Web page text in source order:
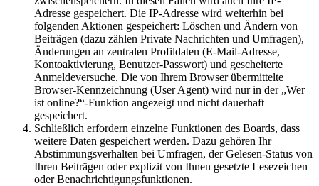
Adresse gespeichert. Die IP-Adresse wird weiterhin bei
folgenden Aktionen gespeichert: Löschen und Ändern von
Beiträgen (dazu zählen Private Nachrichten und Umfragen),
Änderungen an zentralen Profildaten (E-Mail-Adresse,
Kontoaktivierung, Benutzer-Passwort) und gescheiterte
Anmeldeversuche. Die von Ihrem Browser übermittelte
Browser-Kennzeichnung (User Agent) wird nur in der „Wer
ist online?“-Funktion angezeigt und nicht dauerhaft
gespeichert.
Schließlich erfordern einzelne Funktionen des Boards, dass
weitere Daten gespeichert werden. Dazu gehören Ihr
Abstimmungsverhalten bei Umfragen, der Gelesen-Status von
Ihren Beiträgen oder explizit von Ihnen gesetzte Lesezeichen
oder Benachrichtigungsfunktionen.